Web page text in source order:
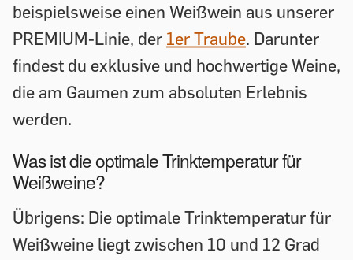
beispielsweise einen Weißwein aus unserer
PREMIUM-Linie, der 1er Traube. Darunter
findest du exklusive und hochwertige Weine,
die am Gaumen zum absoluten Erlebnis
werden.
Was ist die optimale Trinktemperatur für
Weißweine?
Übrigens: Die optimale Trinktemperatur für
Weißweine liegt zwischen 10 und 12 Grad